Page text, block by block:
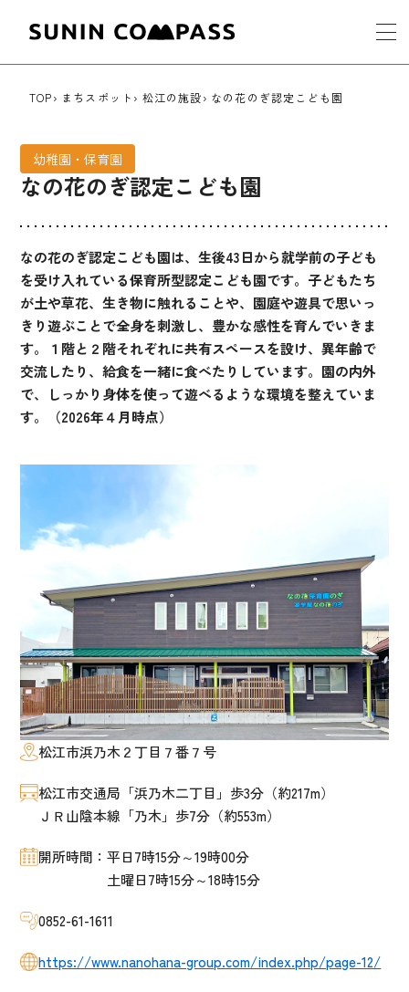
TOP まちスポット 松江の施設 なの花のぎ認定こども園
幼稚園・保育園
なの花のぎ認定こども園
なの花のぎ認定こども園は、生後43日から就学前の子ども
を受け入れている保育所型認定こども園です。子どもたち
が土や草花、生き物に触れることや、園庭や遊具で思いっ
きり遊ぶことで全身を刺激し、豊かな感性を育んでいきま
す。１階と２階それぞれに共有スペースを設け、異年齢で
交流したり、給食を一緒に食べたりしています。園の内外
で、しっかり身体を使って遊べるような環境を整えていま
す。（2026年４月時点）
松江市浜乃木２丁目７番７号
松江市交通局「浜乃木二丁目」歩3分（約217m）
ＪＲ山陰本線「乃木」歩7分（約553m）
開所時間：平日7時15分～19時00分
土曜日7時15分～18時15分
0852-61-1611
https://www.nanohana-group.com/index.php/page-12/